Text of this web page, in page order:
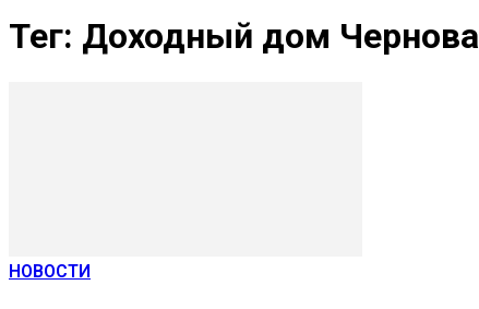
Тег: Доходный дом Чернова
НОВОСТИ